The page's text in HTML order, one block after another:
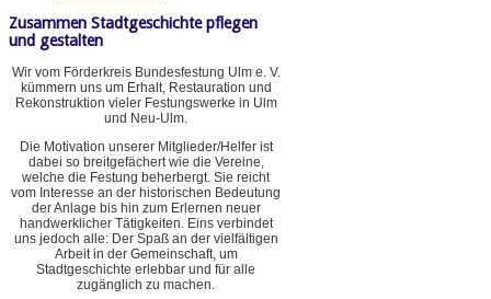
Zusammen Stadtgeschichte pflegen
und gestalten
Wir vom Förderkreis Bundesfestung Ulm e. V.
kümmern uns um Erhalt, Restauration und
Rekonstruktion vieler Festungswerke in Ulm
und Neu-Ulm.
Die Motivation unserer Mitglieder/Helfer ist
dabei so breitgefächert wie die Vereine,
welche die Festung beherbergt. Sie reicht
vom Interesse an der historischen Bedeutung
der Anlage bis hin zum Erlernen neuer
handwerklicher Tätigkeiten. Eins verbindet
uns jedoch alle: Der Spaß an der vielfältigen
Arbeit in der Gemeinschaft, um
Stadtgeschichte erlebbar und für alle
zugänglich zu machen.